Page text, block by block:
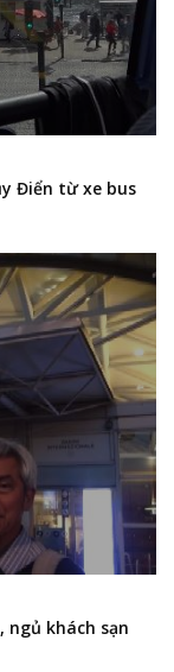
Điển từ xe bus
ngủ khách sạn